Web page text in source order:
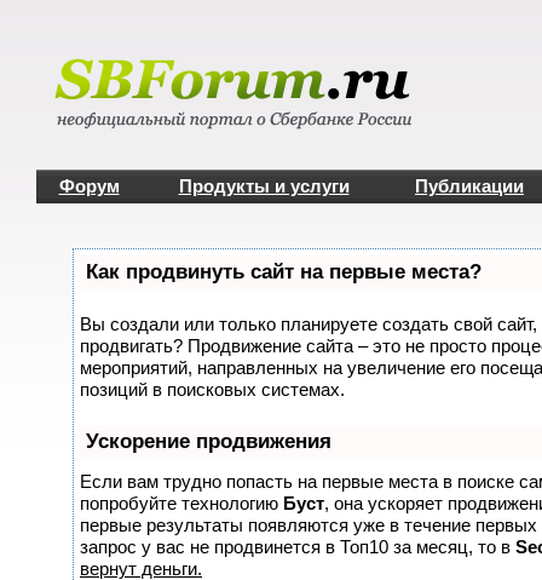
Форум Продукты и услуги Публикации
Как продвинуть сайт на первые места?
Вы создали или только планируете создать свой сайт,
продвигать? Продвижение сайта – это не просто
мероприятий, направленных на увеличение его
позиций в поисковых системах.
Ускорение продвижения
Если вам трудно попасть на первые места в поиске
попробуйте технологию Буст, она ускоряет
первые результаты появляются уже в течение
запрос у вас не продвинется в Топ10 за месяц, то в
вернут деньги.